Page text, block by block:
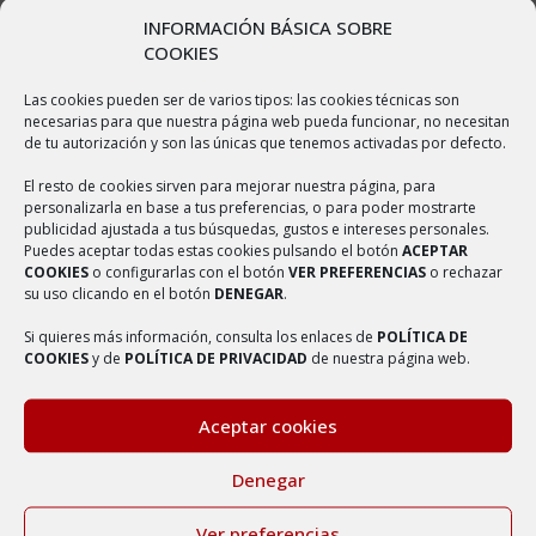
INFORMACIÓN BÁSICA SOBRE
COOKIES
Las cookies pueden ser de varios tipos: las cookies técnicas son
necesarias para que nuestra página web pueda funcionar, no necesitan
de tu autorización y son las únicas que tenemos activadas por defecto.
El resto de cookies sirven para mejorar nuestra página, para
personalizarla en base a tus preferencias, o para poder mostrarte
publicidad ajustada a tus búsquedas, gustos e intereses personales.
Puedes aceptar todas estas cookies pulsando el botón ACEPTAR
COOKIES o configurarlas con el botón VER PREFERENCIAS o rechazar
su uso clicando en el botón DENEGAR.
Si quieres más información, consulta los enlaces de POLÍTICA DE
COOKIESy de POLÍTICA DE PRIVACIDAD de nuestra página web.
Aceptar cookies
Denegar
un área de 61,31 km² con una población de 320 habitantes y una
antigüedades de la España agarena, es la dichosa Villa de Ambel,
perteneciente a la provincia de Zaragoza, en el Antiguo Reino de
Aragón, poseedora de muchas y muy veneradas Reliquias. Perdida
la noticia de su fundación en las más remotísimas edades, hoy solo
nos consta de los primeros siglos de su existencia que era una
población importantísima, dividida en dos por la Cañada, que
desapareció con el tiempo.